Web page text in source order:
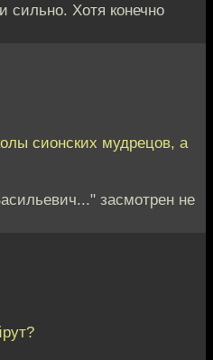
сильно. Хотя конечно
сионских мудрецов, а
засмотрен не